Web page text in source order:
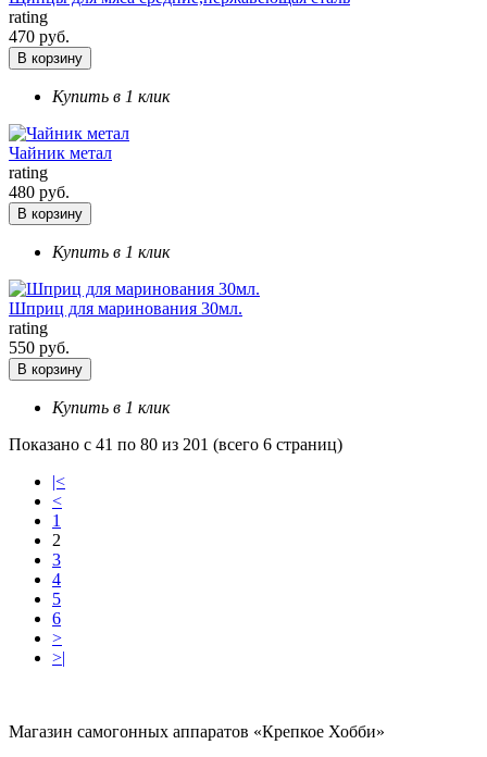
rating
470 руб.
В корзину
Купить в 1 клик
Чайник метал
rating
480 руб.
В корзину
Купить в 1 клик
Шприц для маринования 30мл.
rating
550 руб.
В корзину
Купить в 1 клик
Показано с 41 по 80 из 201 (всего 6 страниц)
|<
<
1
2
3
4
5
6
>
>|
Магазин самогонных аппаратов «Крепкое Хобби»